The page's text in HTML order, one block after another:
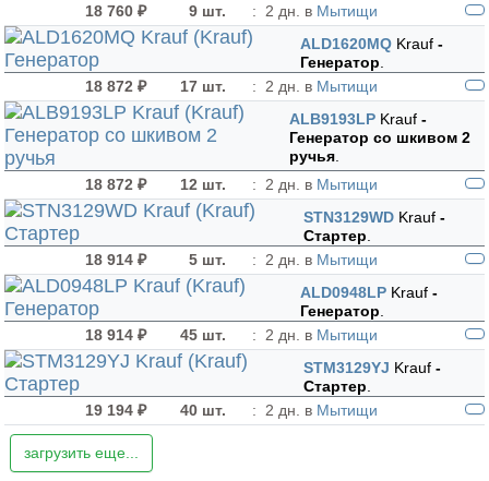
18 760 ₽
9 шт. : 2 дн. в Мытищи
ALD1620MQ Krauf-
Генератор
18 872 ₽
17 шт. : 2 дн. в Мытищи
ALB9193LP Krauf -
Генератор cо шкивом 2
ручья.
18 872 ₽
12 шт. : 2 дн. в Мытищи
STN3129WD Krauf -
Стартер
18 914 ₽
5 шт. : 2 дн. в Мытищи
ALD0948LP Krauf-
Генератор
18 914 ₽
45 шт. : 2 дн. в Мытищи
STM3129YJ Krauf -
Стартер
19 194 ₽
40 шт. : 2 дн. в Мытищи
загрузить еще...